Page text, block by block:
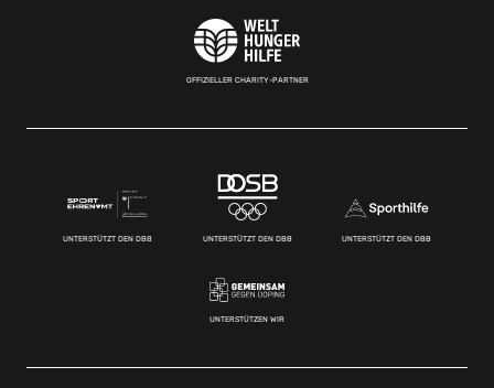
OFFIZIELLER CHARITY-PARTNER
UNTERSTÜTZT DEN DBB UNTERSTÜTZT DEN DBB UNTERSTÜTZT DEN DBB
UNTERSTÜTZEN WIR